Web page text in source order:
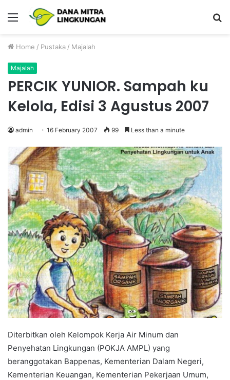
Menu
Home / Pustaka / Majalah
Majalah
PERCIK YUNIOR. Sampah ku
Kelola, Edisi 3 Agustus 2007
admin 16 February 2007 99 Less than a minute
Diterbitkan oleh Kelompok Kerja Air Minum dan
Penyehatan Lingkungan (POKJA AMPL) yang
beranggotakan Bappenas, Kementerian Dalam Negeri,
Kementerian Keuangan, Kementerian Pekerjaan Umum,